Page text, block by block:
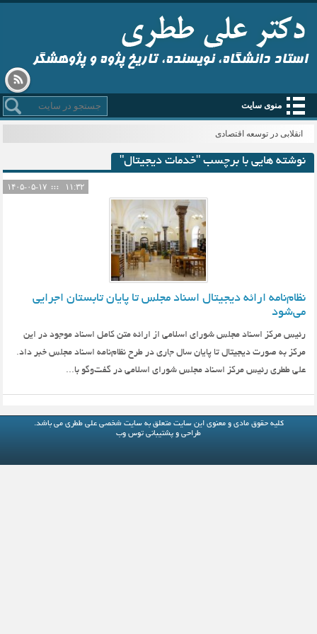
استاد دانشگاه، نویسنده، تاریخ پژوه و پژوهشگر
منوی سایت
انقلابی در توسعه اقتصادی
نوشته هایی با برچسب "خدمات دیجیتال"
۱۱:۳۲
نظام‌نامه ارائه دیجیتال اسناد مجلس تا پایان تابستان اجرایی
می‌شود
رئیس مرکز اسناد مجلس شورای اسلامی از ارائه متن کامل اسناد موجود در این
مرکز به صورت دیجیتال تا پایان سال جاری در طرح نظام‌نامه اسناد مجلس خبر داد.
علی ططری رئیس مرکز اسناد مجلس شورای اسلامی در گفت‌وگو با...
کلیه حقوق مادی و معنوی این سایت متعلق بهسایت شخصی علی ططری می باشد.
طراحی و پشتیبانی توس وب